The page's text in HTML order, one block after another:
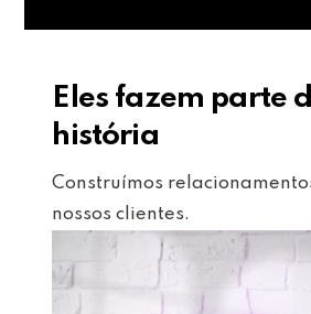
Eles fazem parte
história
Construímos
nossos clientes.